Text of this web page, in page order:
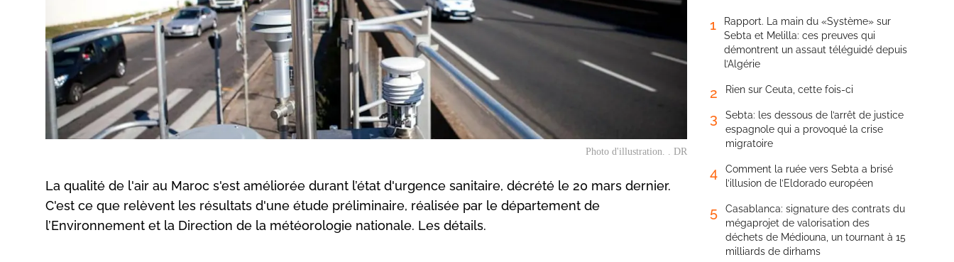
Photo d'illustration. . DR
La qualité de l'air au Maroc s'est améliorée durant l’état d'urgence sanitaire, décrété le 20 mars dernier.
C'est ce que relèvent les résultats d'une étude préliminaire, réalisée par le département de
l’Environnement et la Direction de la météorologie nationale. Les détails.
1
Rapport. La main du «Système» sur
Sebta et Melilla: ces preuves qui
démontrent un assaut téléguidé depuis
l’Algérie
2 Rien sur Ceuta, cette fois-ci
3
Sebta: les dessous de l’arrêt de justice
espagnole qui a provoqué la crise
migratoire
4
Comment la ruée vers Sebta a brisé
l’illusion de l’Eldorado européen
5
Casablanca: signature des contrats du
mégaprojet de valorisation des
déchets de Médiouna, un tournant à 15
milliards de dirhams